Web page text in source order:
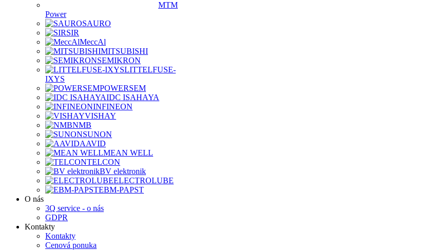
MTM
Power
SAURO
SIR
MeccAl
MITSUBISHI
SEMIKRON
LITTELFUSE-
IXYS
POWERSEM
IDC ISAHAYA
INFINEON
VISHAY
NMB
SUNON
AAVID
MEAN WELL
TELCON
BV elektronik
ELECTROLUBE
EBM-PAPST
O nás
3Q service - o nás
GDPR
Kontakty
Kontakty
Cenová ponuka